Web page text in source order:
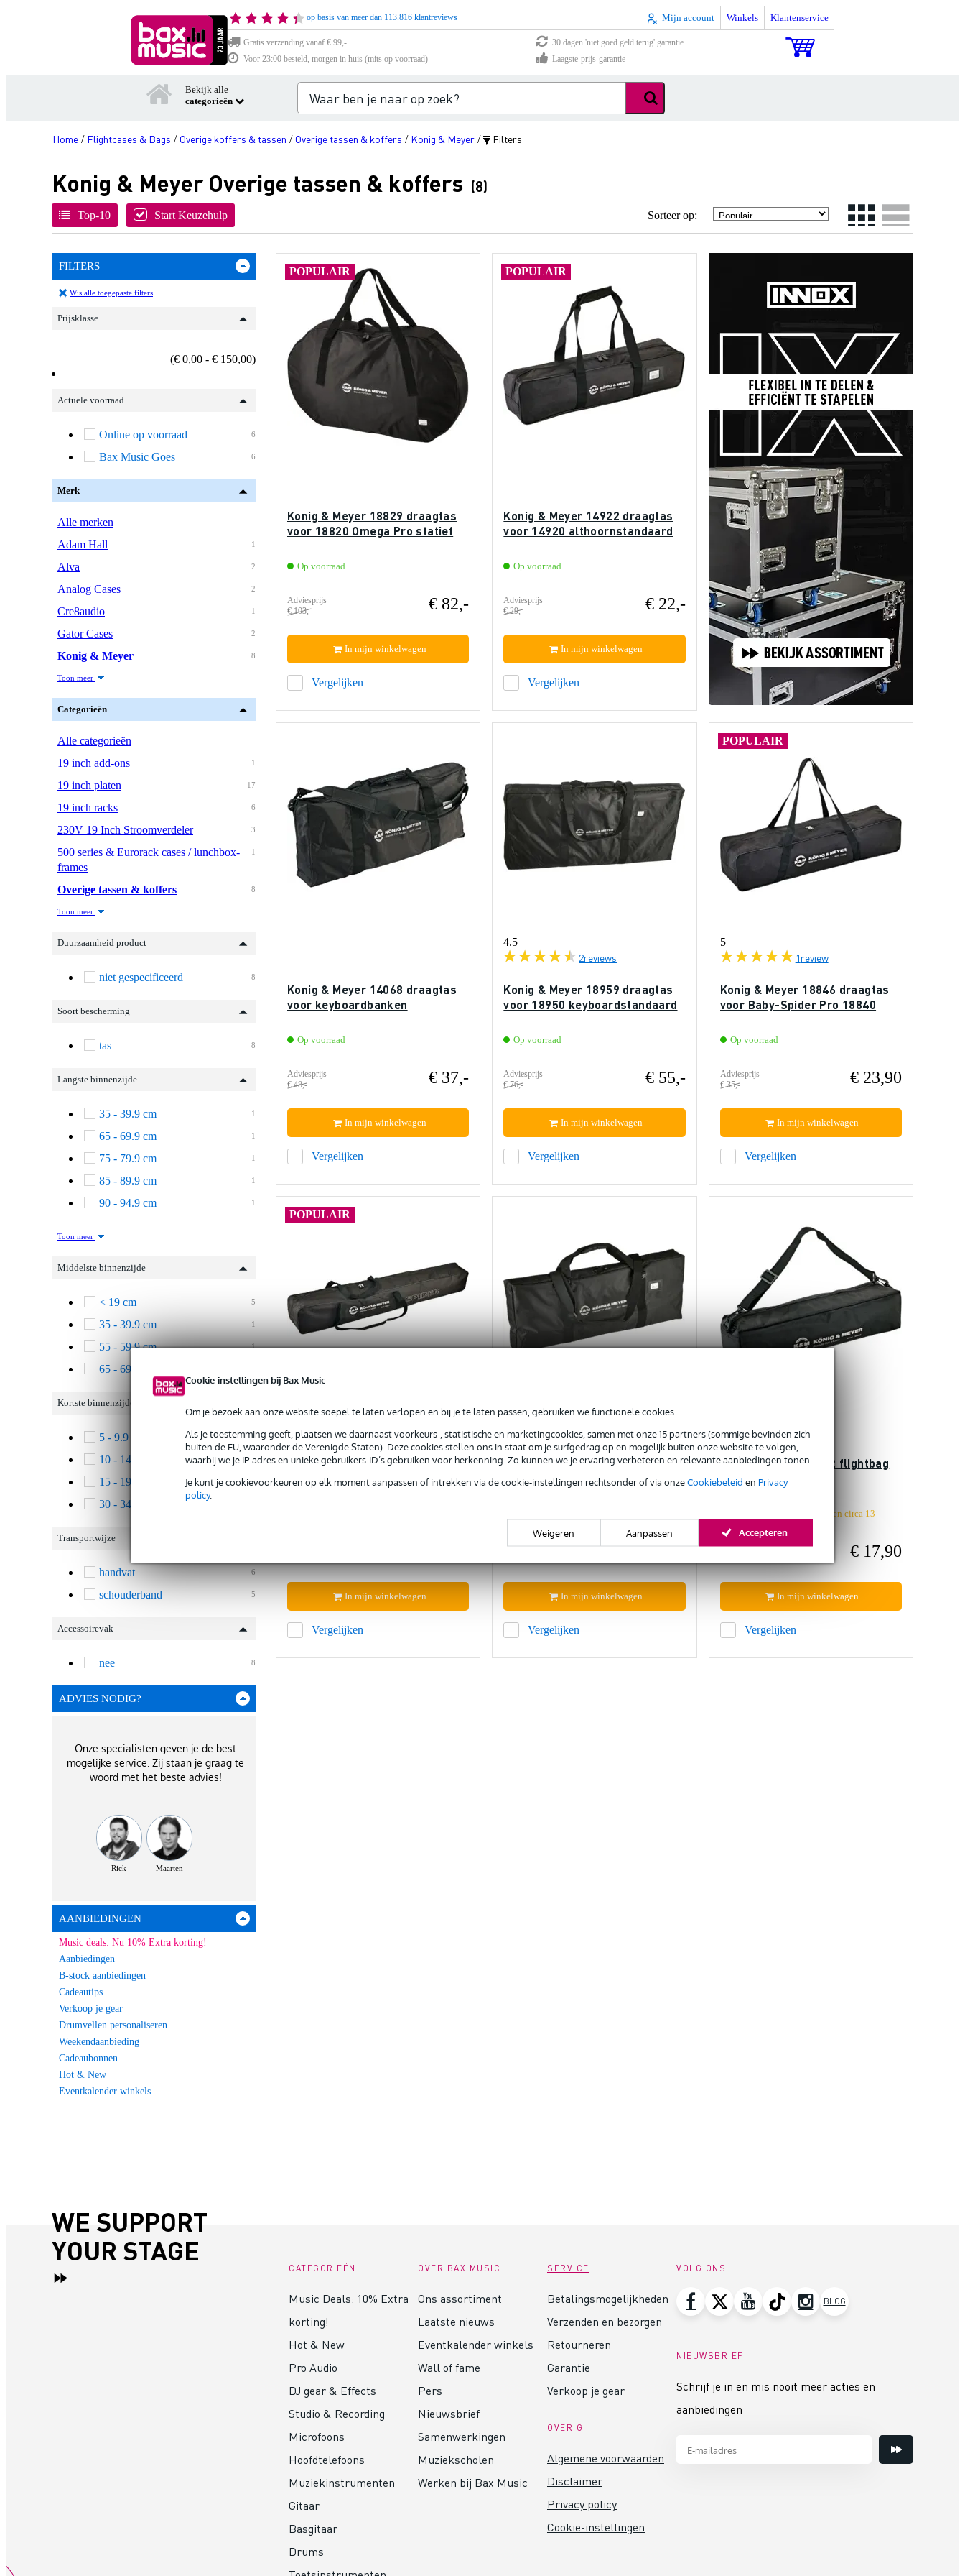
Cookie-instellingen bij Bax Music
Om je bezoek aan onze website soepel te laten verlopen en bij je te laten passen, gebruiken we functionele cookies.
Als je toestemming geeft, plaatsen we daarnaast voorkeurs-, statistische en marketingcookies, samen met onze 15 partners (sommige bevinden zich
buiten de EU, waaronder de Verenigde Staten). Deze cookies stellen ons in staat om je surfgedrag op en mogelijk buiten onze website te volgen,
waarbij we je IP-adres en unieke gebruikers-ID’s gebruiken voor herkenning. Zo kunnen we je ervaring verbeteren en relevante aanbiedingen tonen.
Je kunt je cookievoorkeuren op elk moment aanpassen of intrekken via de cookie-instellingen rechtsonder of via onzeCookiebeleid en Privacy
policy.
Weigeren Aanpassen Accepteren
op basis van meer dan 113.816 klantreviews Mijn account Winkels Klantenservice
Gratis verzending vanaf € 99,-
30 dagen 'niet goed geld terug' garantie
Voor 23:00 besteld, morgen in huis (mits op voorraad)
Laagste-prijs-garantie
Bekijk alle
categorieën
Home / Flightcases & Bags / Overige koffers & tassen / Overige tassen & koffers / Konig & Meyer / Filters
Konig & Meyer Overige tassen & koffers (8)
Top-10 Start Keuzehulp Sorteer op:
FILTERS
Wis alle toegepaste filters
Prijsklasse
(€ 0,00 - € 150,00)
Actuele voorraad
6
Online op voorraad
6
Bax Music Goes
Merk
Alle merken
1
Adam Hall
2
Alva
2
Analog Cases
1
Cre8audio
2
Gator Cases
8
Konig & Meyer
Toon meer
Categorieën
Alle categorieën
1
19 inch add-ons
17
19 inch platen
6
19 inch racks
3
230V 19 Inch Stroomverdeler
1
500 series & Eurorack cases / lunchbox-
frames
8
Overige tassen & koffers
Toon meer
Duurzaamheid product
8
niet gespecificeerd
Soort bescherming
8
tas
Langste binnenzijde
1
35 - 39.9 cm
1
65 - 69.9 cm
1
75 - 79.9 cm
1
85 - 89.9 cm
1
90 - 94.9 cm
Toon meer
Middelste binnenzijde
5
< 19 cm
1
35 - 39.9 cm
1
55 - 59.9 cm
65 - 69.9 cm
Kortste binnenzijde
1
5 - 9.9 cm
3
10 - 14.9 cm
3
15 - 19.9 cm
30 - 34.9 cm
Transportwijze
6
handvat
5
schouderband
Accessoirevak
8
nee
ADVIES NODIG?
Onze specialisten geven je de best
mogelijke service. Zij staan je graag te
woord met het beste advies!
Rick Maarten
AANBIEDINGEN
Music deals: Nu 10% Extra korting!
Aanbiedingen
B-stock aanbiedingen
Cadeautips
Verkoop je gear
Drumvellen personaliseren
Weekendaanbieding
Cadeaubonnen
Hot & New
Eventkalender winkels
POPULAIR
Konig & Meyer 18829 draagtas
voor 18820 Omega Pro statief
Op voorraad
Adviesprijs
€ 103,-
€ 82,-
Vergelijken
In mijn winkelwagen
POPULAIR
Konig & Meyer 14922 draagtas
voor 14920 althoornstandaard
Op voorraad
Adviesprijs
€ 29,-
€ 22,-
Vergelijken
In mijn winkelwagen
Konig & Meyer 14068 draagtas
voor keyboardbanken
Op voorraad
Adviesprijs
€ 48,-
€ 37,-
Vergelijken
In mijn winkelwagen
4.5
2reviews
Konig & Meyer 18959 draagtas
voor 18950 keyboardstandaard
Op voorraad
Adviesprijs
€ 76,-
€ 55,-
Vergelijken
In mijn winkelwagen
POPULAIR
5
1review
Konig & Meyer 18846 draagtas
voor Baby-Spider Pro 18840
Op voorraad
Adviesprijs
€ 35,-
€ 23,90
Vergelijken
In mijn winkelwagen
POPULAIR
4.2
6reviews
Konig & Meyer 18851 tas voor
18850 en 18860
Vergelijken
In mijn winkelwagen
Konig & Meyer 18955 draagtas
voor 18953 keyboardstandaard
Adviesprijs
Vergelijken
In mijn winkelwagen
1review
Konig & Meyer 14942 flightbag
Bestel nu en ontvang binnen circa 13
Adviesprijs
€ 17,90
Vergelijken
In mijn winkelwagen
WE SUPPORT
YOUR STAGE
CATEGORIEËN
Music Deals: 10% Extra
korting!
Hot & New
Pro Audio
DJ gear & Effects
Studio & Recording
Microfoons
Hoofdtelefoons
Muziekinstrumenten
Gitaar
Basgitaar
Drums
OVER BAX MUSIC
Ons assortiment
Laatste nieuws
Eventkalender winkels
Wall of fame
Pers
Nieuwsbrief
Samenwerkingen
Muziekscholen
Werken bij Bax Music
SERVICE
Betalingsmogelijkheden
Verzenden en bezorgen
Retourneren
Garantie
Verkoop je gear
OVERIG
Algemene voorwaarden
Disclaimer
Privacy policy
Cookie-instellingen
VOLG ONS
BLOG
NIEUWSBRIEF
Schrijf je in en mis nooit meer acties en
aanbiedingen